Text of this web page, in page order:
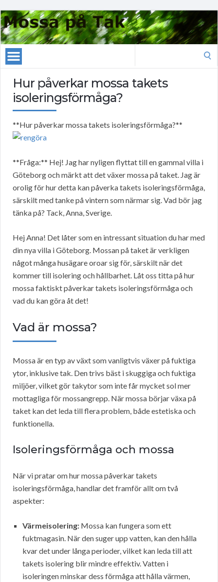
Hur påverkar mossa takets
isoleringsförmåga?
**Hur påverkar mossa takets isoleringsförmåga?**
**Fråga:** Hej! Jag har nyligen flyttat till en gammal villa i
Göteborg och märkt att det växer mossa på taket. Jag är
orolig för hur detta kan påverka takets isoleringsförmåga,
särskilt med tanke på vintern som närmar sig. Vad bör jag
tänka på? Tack, Anna, Sverige.
Hej Anna! Det låter som en intressant situation du har med
din nya villa i Göteborg. Mossan på taket är verkligen
något många husägare oroar sig för, särskilt när det
kommer till isolering och hållbarhet. Låt oss titta på hur
mossa faktiskt påverkar takets isoleringsförmåga och
vad du kan göra åt det!
Vad är mossa?
Mossa är en typ av växt som vanligtvis växer på fuktiga
ytor, inklusive tak. Den trivs bäst i skuggiga och fuktiga
miljöer, vilket gör takytor som inte får mycket sol mer
mottagliga för mossangrepp. När mossa börjar växa på
taket kan det leda till flera problem, både estetiska och
funktionella.
Isoleringsförmåga och mossa
När vi pratar om hur mossa påverkar takets
isoleringsförmåga, handlar det framför allt om två
aspekter:
Värmeisolering: Mossa kan fungera som ett
fuktmagasin. När den suger upp vatten, kan den hålla
kvar det under långa perioder, vilket kan leda till att
takets isolering blir mindre effektiv. Vatten i
isoleringen minskar dess förmåga att hålla värmen,